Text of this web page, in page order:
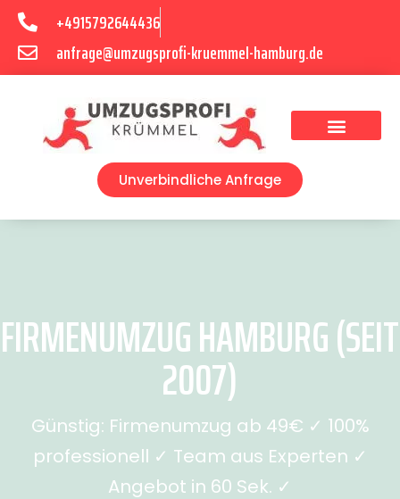
+4915792644436
anfrage@umzugsprofi-kruemmel-hamburg.de
Unverbindliche Anfrage
FIRMENUMZUG HAMBURG (SEIT
2007)
Günstig: Firmenumzug ab 49€ ✓ 100%
professionell ✓ Team aus Experten ✓
Angebot in 60 Sek. ✓